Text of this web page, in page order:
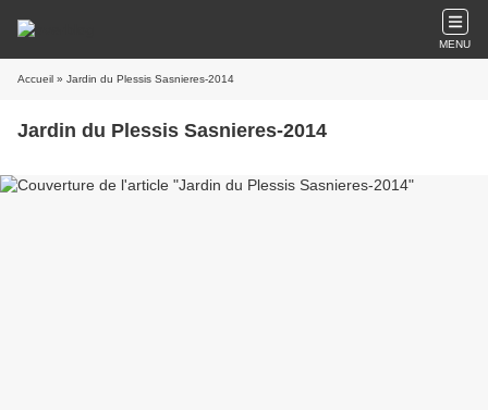
MENU
Accueil » Jardin du Plessis Sasnieres-2014
Jardin du Plessis Sasnieres-2014